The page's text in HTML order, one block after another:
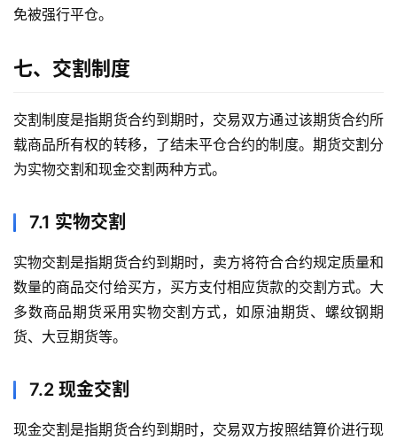
首
盘
期
货
盘
货
免被强行平仓。
七、交割制度
交割制度是指期货合约到期时，交易双方通过该期货合约所
载商品所有权的转移，了结未平仓合约的制度。期货交割分
为实物交割和现金交割两种方式。
7.1 实物交割
实物交割是指期货合约到期时，卖方将符合合约规定质量和
数量的商品交付给买方，买方支付相应货款的交割方式。大
多数商品期货采用实物交割方式，如原油期货、螺纹钢期
货、大豆期货等。
7.2 现金交割
现金交割是指期货合约到期时，交易双方按照结算价进行现